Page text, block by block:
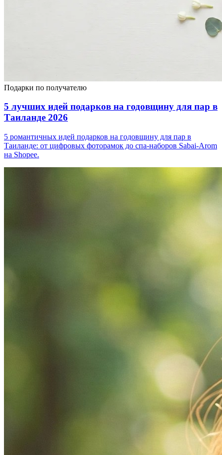
Подарки по получателю
5 лучших идей подарков на годовщину для пар в
Таиланде 2026
5 романтичных идей подарков на годовщину для пар в
Таиланде: от цифровых фоторамок до спа-наборов Sabai-Arom
на Shopee.